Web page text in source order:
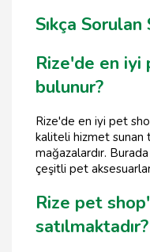
Sıkça
Rize'de en iyi
bulunur?
Rize'de en iyi pet
kaliteli hizmet sunan
mağazalardır.
çeşitli pet
Rize pet
satılmaktadır?